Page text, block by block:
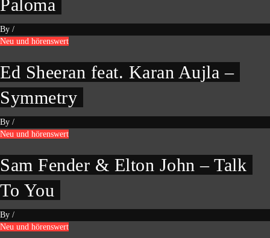
Paloma
By /
Neu und hörenswert
Ed Sheeran feat. Karan Aujla –
Symmetry
By /
Neu und hörenswert
Sam Fender & Elton John – Talk
To You
By /
Neu und hörenswert